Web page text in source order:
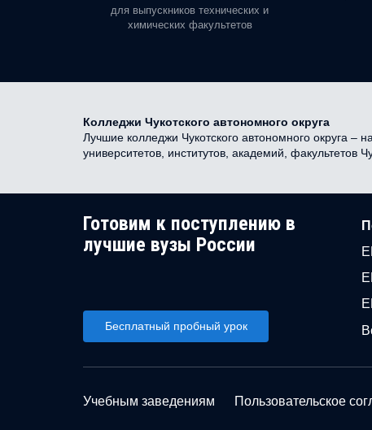
для выпускников технических и
химических факультетов
Колледжи Чукотского автономного округа
Лучшие колледжи Чукотского автономного округа –
университетов, институтов, академий,
Готовим к поступлению в
лучшие вузы России
Бесплатный пробный урок
Учебным заведениям Пользовательское